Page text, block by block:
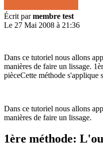
Écrit parmembre test
Le 27 Mai 2008 à 21:36
Dans ce tutoriel nous allons
manières de faire un lissage.
pièceCette méthode s'applique
Dans ce tutoriel nous allons
manières de faire un lissage.
1ère méthode: